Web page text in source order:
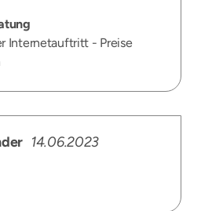
Internetauftritt - Preise
14.06.2023